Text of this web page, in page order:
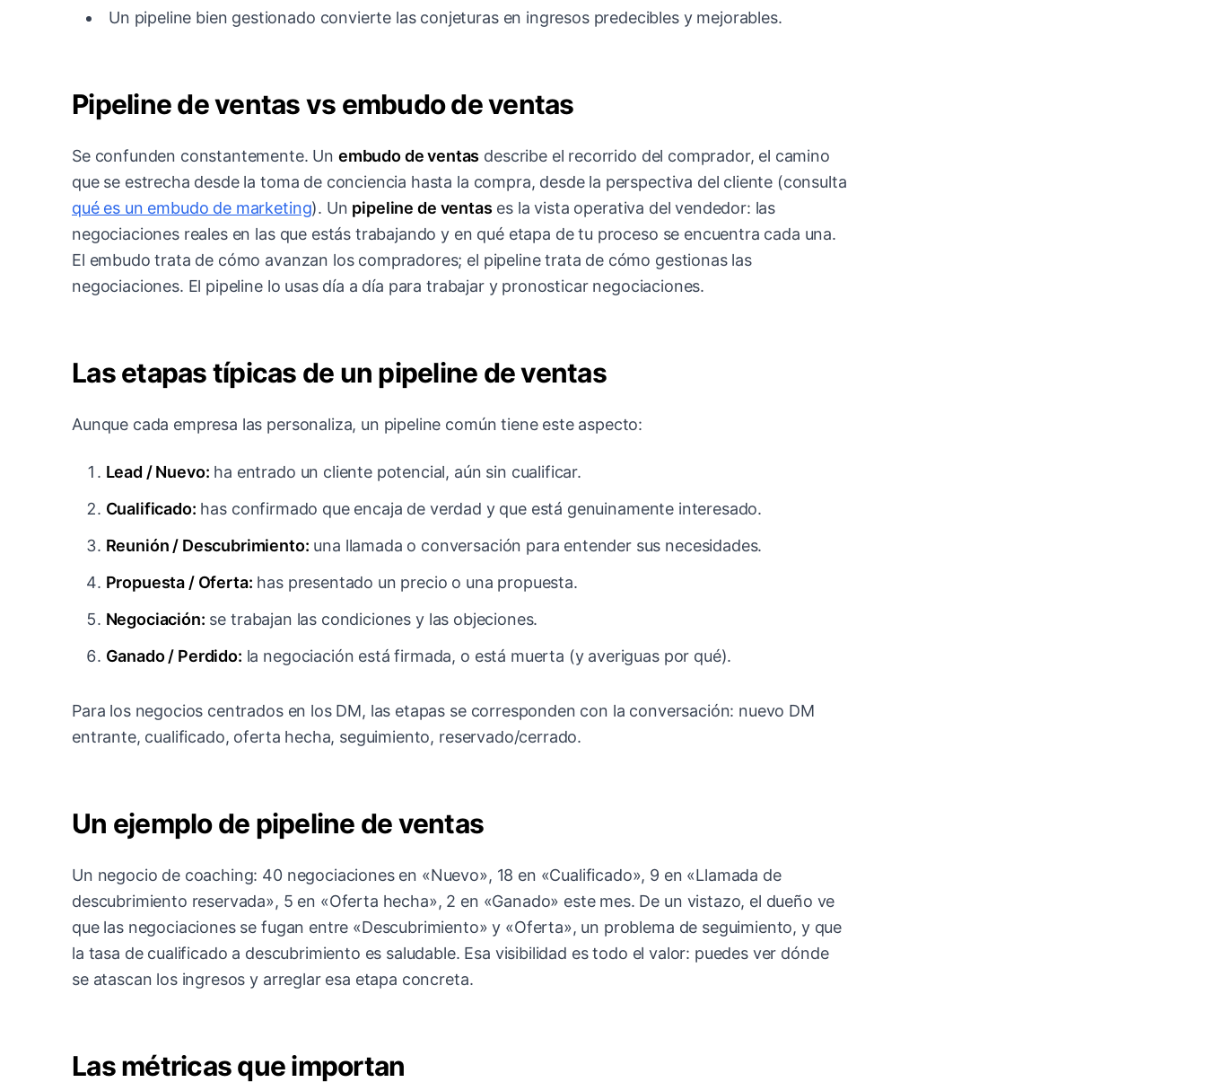
Un pipeline bien gestionado convierte las conjeturas en ingresos predecibles y mejorables.
Pipeline de ventas vs embudo de ventas
Se confunden constantemente. Un embudo de ventas describe el recorrido del comprador, el camino
que se estrecha desde la toma de conciencia hasta la compra, desde la perspectiva del cliente (consulta
qué es un embudo de marketing). Un pipeline de ventas es la vista operativa del vendedor: las
negociaciones reales en las que estás trabajando y en qué etapa de tu proceso se encuentra cada una.
El embudo trata de cómo avanzan los compradores; el pipeline trata de cómo gestionas las
negociaciones. El pipeline lo usas día a día para trabajar y pronosticar negociaciones.
Las etapas típicas de un pipeline de ventas
Aunque cada empresa las personaliza, un pipeline común tiene este aspecto:
Lead / Nuevo: ha entrado un cliente potencial, aún sin cualificar.
Cualificado: has confirmado que encaja de verdad y que está genuinamente interesado.
Reunión / Descubrimiento: una llamada o conversación para entender sus necesidades.
Propuesta / Oferta: has presentado un precio o una propuesta.
Negociación: se trabajan las condiciones y las objeciones.
Ganado / Perdido: la negociación está firmada, o está muerta (y averiguas por qué).
Para los negocios centrados en los DM, las etapas se corresponden con la conversación: nuevo DM
entrante, cualificado, oferta hecha, seguimiento, reservado/cerrado.
Un ejemplo de pipeline de ventas
Un negocio de coaching: 40 negociaciones en «Nuevo», 18 en «Cualificado», 9 en «Llamada de
descubrimiento reservada», 5 en «Oferta hecha», 2 en «Ganado» este mes. De un vistazo, el dueño ve
que las negociaciones se fugan entre «Descubrimiento» y «Oferta», un problema de seguimiento, y que
la tasa de cualificado a descubrimiento es saludable. Esa visibilidad es todo el valor: puedes ver dónde
se atascan los ingresos y arreglar esa etapa concreta.
Las métricas que importan